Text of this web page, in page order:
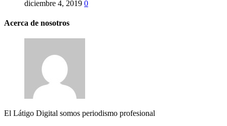
diciembre 4, 2019 0
Acerca de nosotros
El Látigo Digital somos periodismo profesional